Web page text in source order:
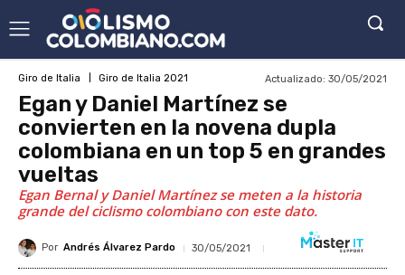
Giro de Italia Giro de Italia 2021 Actualizado: 30/05/2021
Egan y Daniel Martínez se
convierten en la novena dupla
colombiana en un top 5 en grandes
vueltas
Egan Bernal y Daniel Martínez se meten a la historia
grande del ciclismo colombiano con este dato.
Por Andrés Álvarez Pardo 30/05/2021